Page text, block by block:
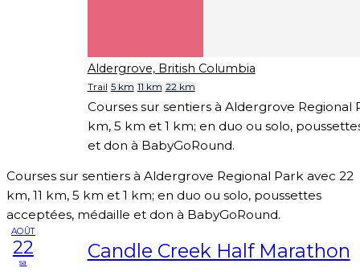
Aldergrove, British Columbia
Trail 5 km 11 km 22 km
Courses sur sentiers à Aldergrove Regional
km, 5 km et 1 km; en duo ou solo,
et don à BabyGoRound.
Courses sur sentiers à Aldergrove Regional Park avec 22
km, 11 km, 5 km et 1 km; en duo ou solo, poussettes
acceptées, médaille et don à BabyGoRound.
AOÛT
22
sa Candle Creek Half Marathon